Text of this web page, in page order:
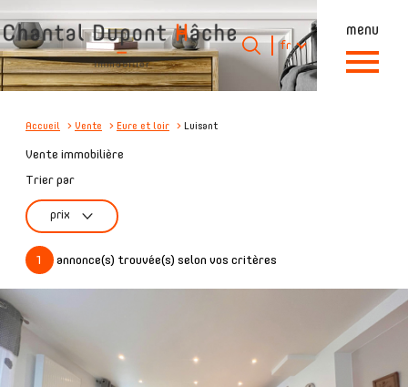
menu
Langue
fr
Accueil
0
Langue
fr
Accueil Vente Eure et loir Luisant
Vente immobilière
Trier par
prix
1 annonce(s) trouvée(s) selon vos critères